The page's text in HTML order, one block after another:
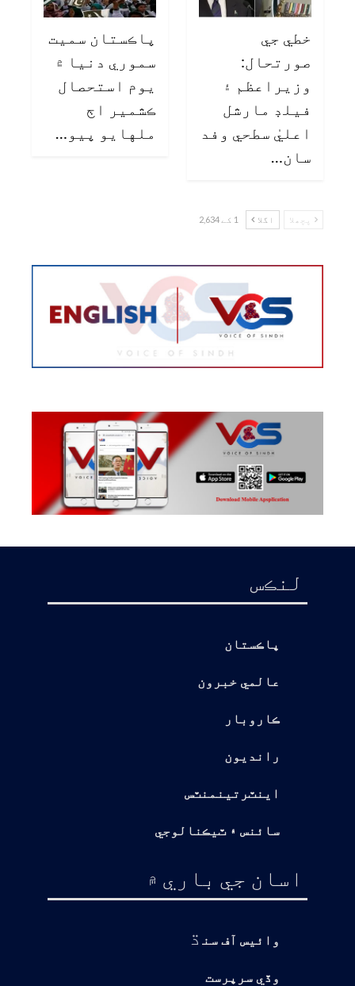
خطي جي
صورتحال:
وزيراعظم ۽
فيلڊ مارشل
اعليٰ سطحي وفد
سان…
پاڪستان سميت
سموري دنيا ۾
يوم استحصال
ڪشمير اڄ
ملهايو پيو…
پچھلا اگلا 1 کے 2,634
لنڪس
پاڪستان
عالمي خبرون
ڪاروبار
رانديون
اينٽرتينمنٽس
سائنس ۽ ٽيڪنالوجي
اسان جي باري ۾
وائيس آف سن ڌ
وڏي سرپرست